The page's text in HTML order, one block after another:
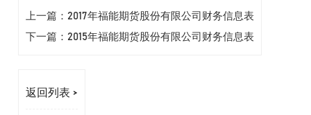
上一篇：2017年福能期货股份有限公司财务信息表
下一篇：2015年福能期货股份有限公司财务信息表
返回列表 >